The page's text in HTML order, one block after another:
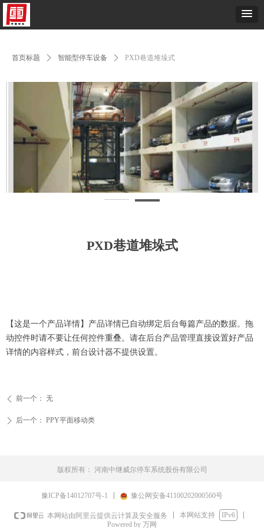
首页标题 ꄲ 智能型停车设备 ꄲ PXD巷道堆垛式
PXD巷道堆垛式
ꄴ 前一个： 无
ꄲ 后一个： PPY平面移动类
【这是一个产品详情】产品详情已自动绑定后台每篇产品的数据。拖
动控件时请不要让任何控件重叠。请在后台产品管理直接设置好产品
详情的内容样式，前台设计器不提供设置。
版权所有： 河南中继威尔停车系统股份有限公司
豫ICP备14012707号-1 豫公网安备41100202000560号
本网站由阿里云提供云计算及安全服务 本网站支持
IPv6
Powered by 万网